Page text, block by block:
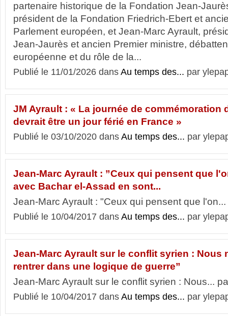
partenaire historique de la Fondation Jean-
président de la Fondation Friedrich-Ebert et
Parlement européen, et Jean-Marc Ayrault,
Jean-Jaurès et ancien Premier ministre,
européenne et du rôle de la...
Publié le 11/01/2026 dans Au temps des... par
JM Ayrault : « La journée de commémoration
devrait être un jour férié en France »
Publié le 03/10/2020 dans Au temps des... par
Jean-Marc Ayrault : ”Ceux qui pensent que
avec Bachar el-Assad en sont...
Jean-Marc Ayrault : "Ceux qui pensent que
Publié le 10/04/2017 dans Au temps des... par
Jean-Marc Ayrault sur le conflit syrien : Nous
rentrer dans une logique de guerre”
Jean-Marc Ayrault sur le conflit syrien : Nous...
Publié le 10/04/2017 dans Au temps des... par